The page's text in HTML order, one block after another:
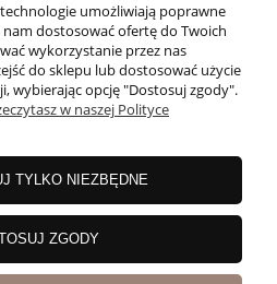
(0)
umożliwiają poprawne
dostosować ofertę do Twoich
wykorzystanie przez nas
do sklepu lub dostosować użycie
wybierając opcję "Dostosuj zgody".
w naszej Polityce
TYLKO NIEZBĘDNE
ZGODY